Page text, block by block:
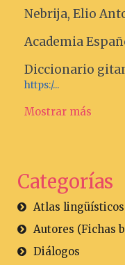
Nebrija, Elio
Academia
Diccionario
https:/...
Mostrar más
Categorías
Atlas lingüísticos
Autores (Fichas
Diálogos